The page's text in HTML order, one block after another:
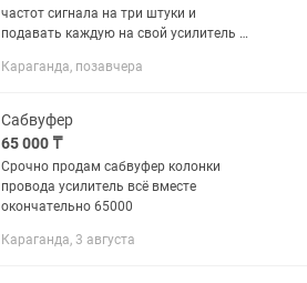
частот сигнала на три штуки и
подавать каждую на свой усилитель и
заточенную акустику. Что, кстати, и
Караганда, позавчера
Сабвуфер
65 000 ₸
Срочно продам сабвуфер колонки
провода усилитель всё вместе
окончательно 65000
Караганда, 3 августа